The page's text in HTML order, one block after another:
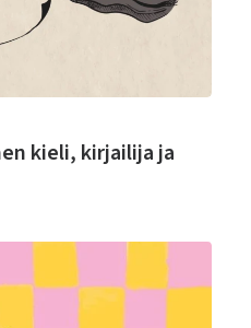
kieli, kirjailija ja